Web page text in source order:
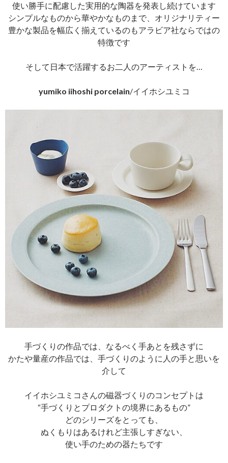
使い勝手に配慮した実用的な陶器を発表し続けています
シンプルなものから華やかなものまで、オリジナリティー
豊かな製品を幅広く揃えているのもアラビア社ならではの
特徴です
そして日本で活躍するお二人のアーティストを…
yumiko iihoshi porcelain/イイホシユミコ
手づくりの作品では、なるべく手あとを残さずに
かたや量産の作品では、手づくりのように人の手と思いを
介して
イイホシユミコさんの磁器づくりのコンセプトは
“手づくりとプロダクトの境界にあるもの”
どのシリーズをとっても、
ぬくもりはあるけれど主張しすぎない、
使い手のための器たちです